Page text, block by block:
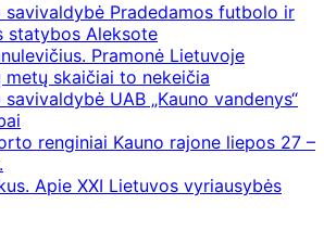
savivaldybė Pradedamos futbolo ir
statybos Aleksote
Pramonė Lietuvoje
metų skaičiai to nekeičia
UAB „Kauno vandenys“
renginiai Kauno rajone liepos 27 –
Apie XXI Lietuvos vyriausybės